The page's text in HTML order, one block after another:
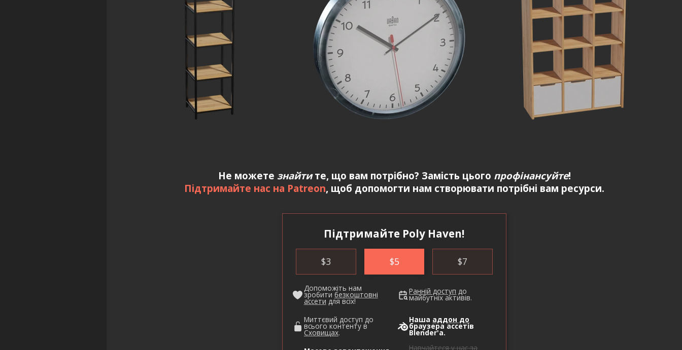
Не можете знайтите, що вам потрібно? Замість цього профінансуйте!
Підтримайте нас на Patreon, щоб допомогти нам створювати потрібні вам ресурси.
Підтримайте Poly Haven!
$3 $5 $7
Допоможіть нам
зробити безкоштовні
ассети для всіх!
Ранній доступ до
майбутніх активів.
Миттєвий доступ до
всього контенту в
Сховищах.
Наша аддон до
браузера ассетів
Blender'а.
Навчайтеся у насза